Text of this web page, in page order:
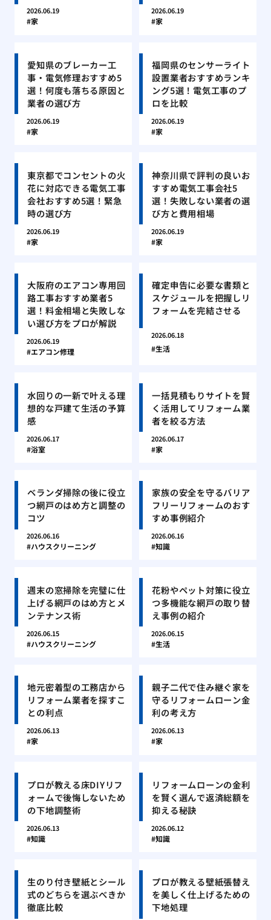
2026.06.19
家
2026.06.19
家
愛知県のブレーカー工
事・電気修理おすすめ5
選！何度も落ちる原因と
業者の選び方
2026.06.19
家
福岡県のセンサーライト
設置業者おすすめランキ
ング5選！電気工事のプ
ロを比較
2026.06.19
家
東京都でコンセントの火
花に対応できる電気工事
会社おすすめ5選！緊急
時の選び方
2026.06.19
家
神奈川県で評判の良いお
すすめ電気工事会社5
選！失敗しない業者の選
び方と費用相場
2026.06.19
家
大阪府のエアコン専用回
路工事おすすめ業者5
選！料金相場と失敗しな
い選び方をプロが解説
2026.06.19
エアコン修理
確定申告に必要な書類と
スケジュールを把握しリ
フォームを完結させる
2026.06.18
生活
水回りの一新で叶える理
想的な戸建て生活の予算
感
2026.06.17
浴室
一括見積もりサイトを賢
く活用してリフォーム業
者を絞る方法
2026.06.17
家
ベランダ掃除の後に役立
つ網戸のはめ方と調整の
コツ
2026.06.16
ハウスクリーニング
家族の安全を守るバリア
フリーリフォームのおす
すめ事例紹介
2026.06.16
知識
週末の窓掃除を完璧に仕
上げる網戸のはめ方とメ
ンテナンス術
2026.06.15
ハウスクリーニング
花粉やペット対策に役立
つ多機能な網戸の取り替
え事例の紹介
2026.06.15
生活
地元密着型の工務店から
リフォーム業者を探すこ
との利点
2026.06.13
家
親子二代で住み継ぐ家を
守るリフォームローン金
利の考え方
2026.06.13
家
プロが教える床DIYリフ
ォームで後悔しないため
の下地調整術
2026.06.13
知識
リフォームローンの金利
を賢く選んで返済総額を
抑える秘訣
2026.06.12
知識
生のり付き壁紙とシール
式のどちらを選ぶべきか
徹底比較
プロが教える壁紙張替え
を美しく仕上げるための
下地処理